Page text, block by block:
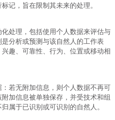
记，旨在限制其未来的处理。
处理，包括使用个人数据来评估与
分析或预测与该自然人的工作表
趣、可靠性、行为、位置或移动相
若无附加信息，则个人数据不再可
加信息被单独保存，并受技术和组
属于已识别或可识别的自然人。